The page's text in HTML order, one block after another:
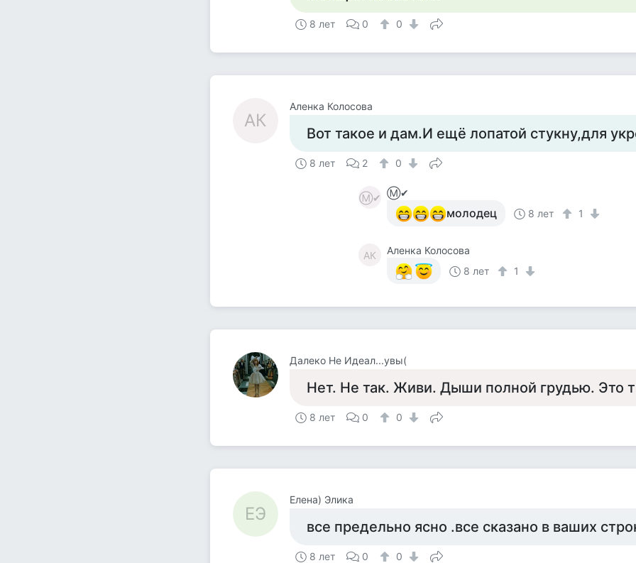
8 лет 0 0
АК
Аленка Колосова
Вот такое и дам.И ещё лопатой стукну,для
8 лет 2 0
Ⓜ✔ Ⓜ✔
молодец 8 лет 1
АК
Аленка Колосова
8 лет
1
Далеко Не Идеал...увы(
Нет. Не так. Живи. Дыши полной грудью. Это
8 лет 0 0
ЕЭ
Елена) Элика
все предельно ясно .все сказано в ваших
8 лет 0 0